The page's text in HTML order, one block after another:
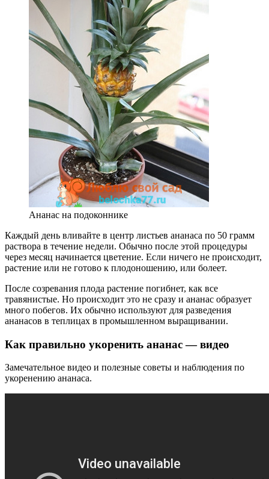
Ананас на подоконнике
Каждый день вливайте в центр листьев ананаса по 50 грамм
раствора в течение недели. Обычно после этой процедуры
через месяц начинается цветение. Если ничего не происходит,
растение или не готово к плодоношению, или болеет.
После созревания плода растение погибнет, как все
травянистые. Но происходит это не сразу и ананас образует
много побегов. Их обычно используют для разведения
ананасов в теплицах в промышленном выращивании.
Как правильно укоренить ананас — видео
Замечательное видео и полезные советы и наблюдения по
укоренению ананаса.